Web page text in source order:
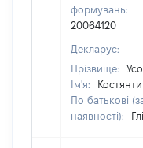
формувань:
20064120
Декларує:
Прізвище:
Ім'я:
По батькові
наявності):